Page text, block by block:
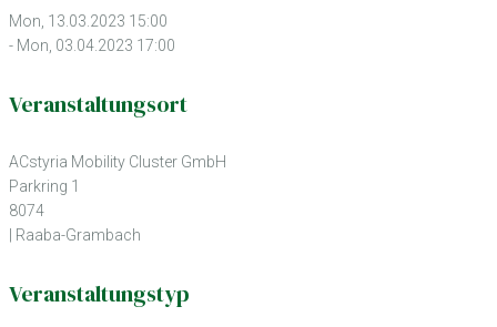
Mon, 13.03.2023 15:00
- Mon, 03.04.2023 17:00
Veranstaltungsort
ACstyria Mobility Cluster GmbH
Parkring 1
8074
| Raaba-Grambach
Veranstaltungstyp